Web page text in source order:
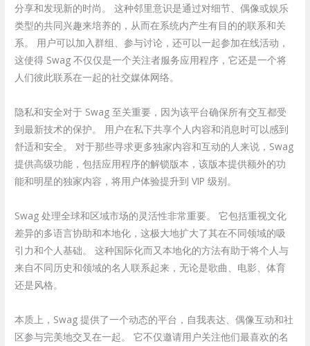
分享和发现新的时尚。 这种邻里意识是通过对细节、偶像或娱乐
类型的共同兴趣来培养的，从而在系统内产生有目的的联系和关
系。 用户可以加入群组、参与讨论，还可以一起参加在线活动，
这使得 Swag 不仅仅是一个关注者服务应用程序，它还是一个将
人们彼此联系在一起的社交媒体网络。
隐私和安全对于 Swag 至关重要，因为该平台确保所有交互都受
到最新技术的保护。 用户在私下共享个人内容和消息时可以感到
舒适和安全。 对于那些寻求更多独家内容和互动的人来说，Swag
提供高级功能，包括应用程序的解锁版本，该版本提供额外的功
能和明星的独家内容，将用户体验提升到 VIP 级别。
Swag 处理全球和区域市场的灵活性非常重要。 它包括重视文化
差异的多语言协助和本地化，这极大地扩大了其在不同领域的吸
引力和个人基础。 这种国际化而又本地化的方法有助于将个人与
来自不同历史和领域的名人联系起来，无论是歌曲、电影、体育
还是风格。
本质上，Swag 提供了一个动态的平台，自我表达、偶像互动和社
区参与完美地交叉在一起。 它不仅邀请用户关注他们最喜欢的名